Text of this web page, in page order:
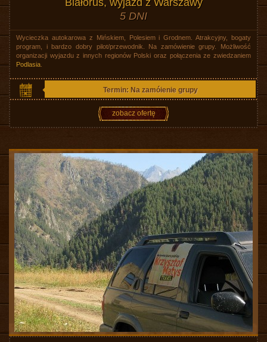
5 DNI
Wycieczka autokarowa z Mińskiem, Polesiem i Grodnem. Atrakcyjny, bogaty
program, i bardzo dobry pilot/przewodnik. Na zamówienie grupy. Możliwość
organizacji wyjazdu z innych regionów Polski oraz połączenia ze zwiedzaniem
Podlasia
Termin: Na zamóienie grupy
zobacz ofertę